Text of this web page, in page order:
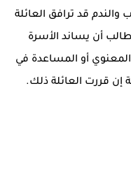
قد ترافق العائلة
أن يساند الأسرة
أو المساعدة في
إن قررت العائلة ذلك.